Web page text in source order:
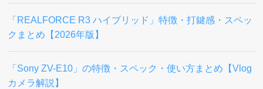
「REALFORCE R3 ハイブリッド」特徴・打鍵感・スペッ
クまとめ【2026年版】
「Sony ZV-E10」の特徴・スペック・使い方まとめ【Vlog
カメラ解説】